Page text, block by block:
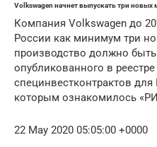
Volkswagen начнет выпускать три новых
Компания Volkswagen до
России как минимум три
производство должно
опубликованного в
специнвестконтрактов
которым ознакомилось
22 May 2020 05:05:00 +0000